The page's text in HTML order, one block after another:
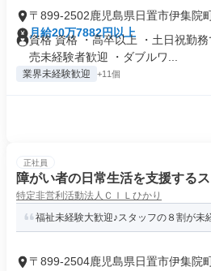
〒899-2502鹿児島県日置市伊集院
月給20万7882円以上
資格 資格 ・高卒以上 ・土日祝勤
売未経験者歓迎 ・ダブルワ...
業界未経験歓迎 +11個
正社員
障がい者の日常生活を支援する
特定非営利活動法人ＣＩＬひかり
福祉未経験大歓迎♪スタッフの８割が未
〒899-2504鹿児島県日置市伊集院